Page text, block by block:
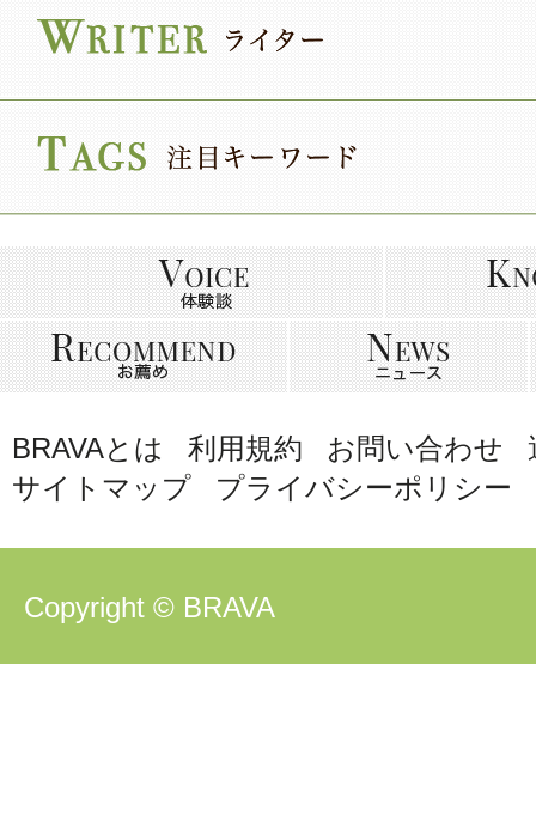
BRAVAとは 利用規約 お問い合わせ
サイトマップ
プライバシーポリシー
Copyright © BRAVA